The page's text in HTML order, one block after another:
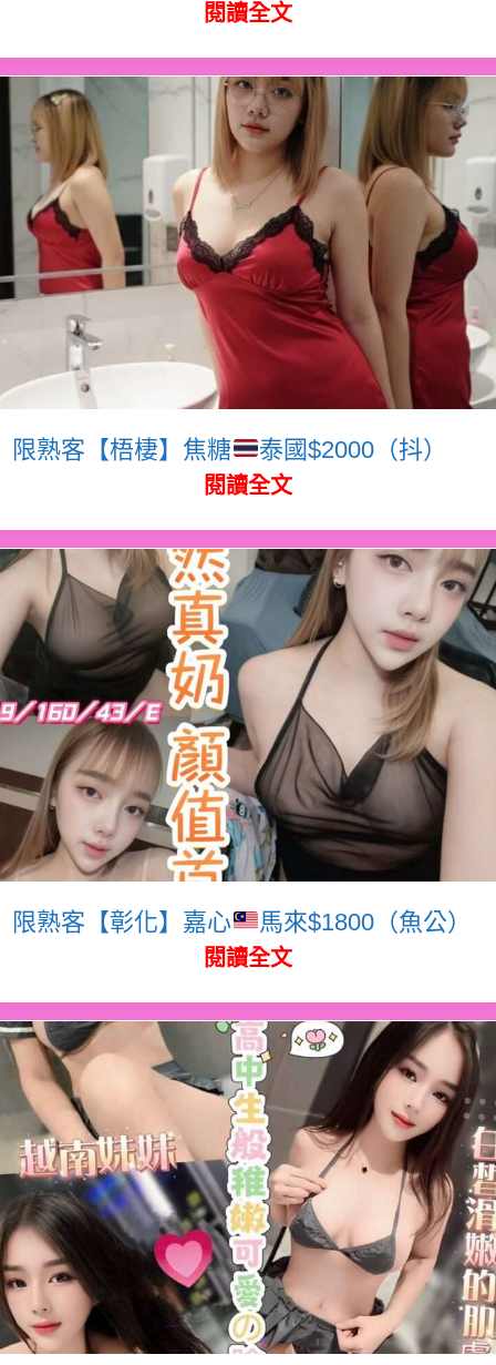
閱讀全文
限熟客【梧棲】焦糖 泰國$2000（抖）
閱讀全文
限熟客【彰化】嘉心 馬來$1800（魚公）
閱讀全文